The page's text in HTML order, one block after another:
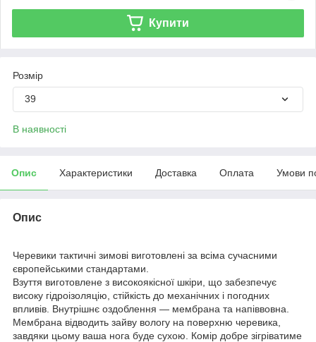
Купити
Розмір
39
В наявності
Опис Характеристики Доставка Оплата Умови
Опис
Черевики тактичні зимові виготовлені за всіма сучасними
європейськими стандартами.
Взуття виготовлене з високоякісної шкіри, що забезпечує
високу гідроізоляцію, стійкість до механічних і погодних
впливів. Внутрішнє оздоблення — мембрана та напіввовна.
Мембрана відводить зайву вологу на поверхню черевика,
завдяки цьому ваша нога буде сухою. Комір добре зігріватиме